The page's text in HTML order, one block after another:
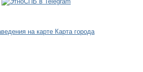
Карта города